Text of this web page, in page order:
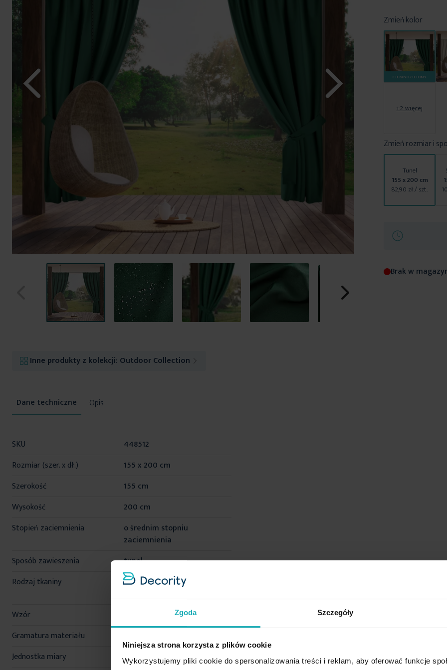
Zgoda Szczegóły
Niniejsza strona korzysta z plików cookie
Wykorzystujemy pliki cookie do spersonalizowania treści i reklam, aby oferować funkcje
początek
galerii
Zmień kolor
CIEMNOZIELONY
+2 więcej
Zmień rozmiar i
Tunel
155 x 200 cm
82,90 zł/ szt.
Brak w
Inne produkty z kolekcji: Outdoor Collection
Opis
Więcej
SKU
448512
Rozmiar (szer. x dł.)
155 x 200 cm
Szerokość
155 cm
Wysokość
200 cm
Stopień zaciemnienia
o średnim stopniu
zaciemnienia
Sposób zawieszenia
tunel
Rodzaj tkaniny
matowe, poliestrowe,
Wzór
jednokolorowe
Gramatura materiału
Jednostka miary
szt.